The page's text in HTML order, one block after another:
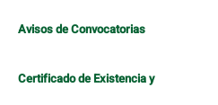
Avisos de Convocatorias
Certificado de Existencia y